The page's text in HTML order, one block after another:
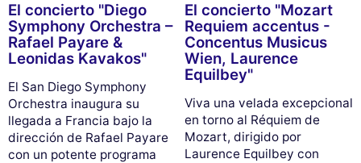
El concierto "Diego
Symphony Orchestra –
Rafael Payare &
Leonidas Kavakos"
El San Diego Symphony
Orchestra inaugura su
llegada a Francia bajo la
dirección de Rafael Payare
con un potente programa
El concierto "Mozart
Requiem accentus -
Concentus Musicus
Wien, Laurence
Equilbey"
Viva una velada excepcional
en torno al Réquiem de
Mozart, dirigido por
Laurence Equilbey con